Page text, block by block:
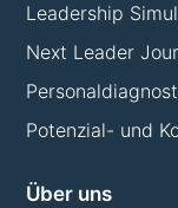
Leadership
Next Leader
Potenzial- und
Über uns